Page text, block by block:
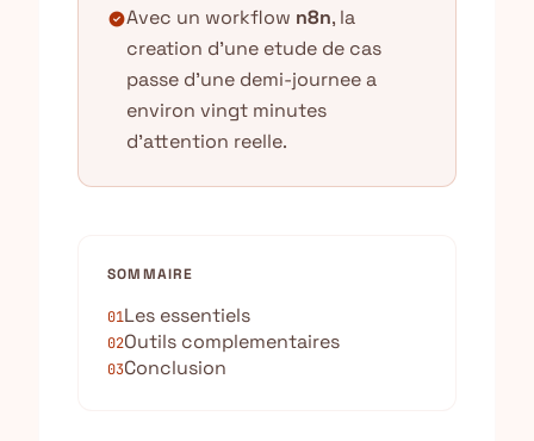
check_circleAvec un workflow n8n, la
creation d'une etude de cas
passe d'une demi-journee a
environ vingt minutes
d'attention reelle.
SOMMAIRE
01Les essentiels
02Outils complementaires
03Conclusion